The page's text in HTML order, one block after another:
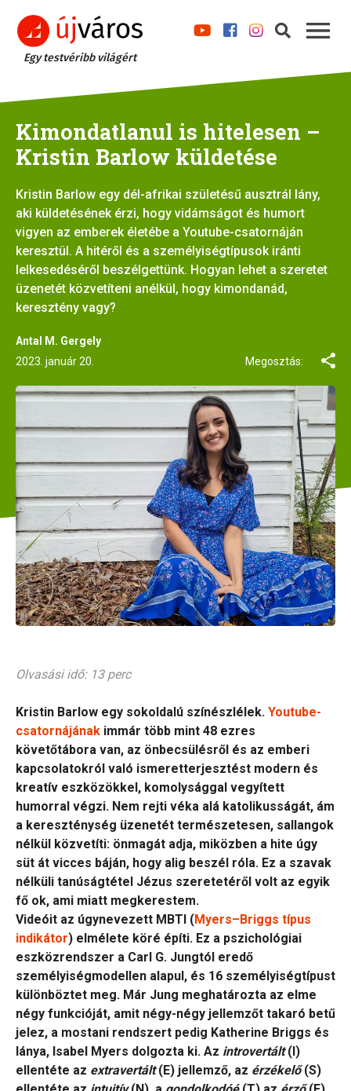
Egy testvéribb világért
Kimondatlanul is hitelesen –
Kristin Barlow küldetése
Kristin Barlow egy dél-afrikai születésű ausztrál lány,
aki küldetésének érzi, hogy vidámságot és humort
vigyen az emberek életébe a Youtube-csatornáján
keresztül. A hitéről és a személyiségtípusok iránti
lelkesedéséről beszélgettünk. Hogyan lehet a szeretet
üzenetét közvetíteni anélkül, hogy kimondanád,
keresztény vagy?
Antal M. Gergely
2023. január 20.
Megosztás:
Olvasási idő: 13 perc
Kristin Barlow egy sokoldalú színészlélek. Youtube-
csatornájának immár több mint 48 ezres
követőtábora van, az önbecsülésről és az emberi
kapcsolatokról való ismeretterjesztést modern és
kreatív eszközökkel, komolysággal vegyített
humorral végzi. Nem rejti véka alá katolikusságát, ám
a kereszténység üzenetét természetesen, sallangok
nélkül közvetíti: önmagát adja, miközben a hite úgy
süt át vicces báján, hogy alig beszél róla. Ez a szavak
nélküli tanúságtétel Jézus szeretetéről volt az egyik
fő ok, ami miatt megkerestem.
Videóit az úgynevezett MBTI (Myers–Briggs típus
indikátor) elmélete köré építi. Ez a pszichológiai
eszközrendszer a Carl G. Jungtól eredő
személyiségmodellen alapul, és 16 személyiségtípust
különböztet meg. Már Jung meghatározta az elme
négy funkcióját, amit négy-négy jellemzőt takaró betű
jelez, a mostani rendszert pedig Katherine Briggs és
lánya, Isabel Myers dolgozta ki. Az introvertált(I)
ellentéte az extravertált(E) jellemző, az érzékelő(S)